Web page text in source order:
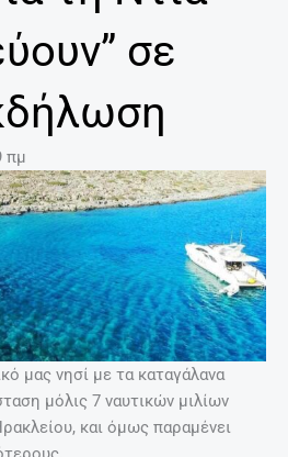
σε
πμ
μας νησί με τα καταγάλανα
μόλις 7 ναυτικών μιλίων
και όμως παραμένει